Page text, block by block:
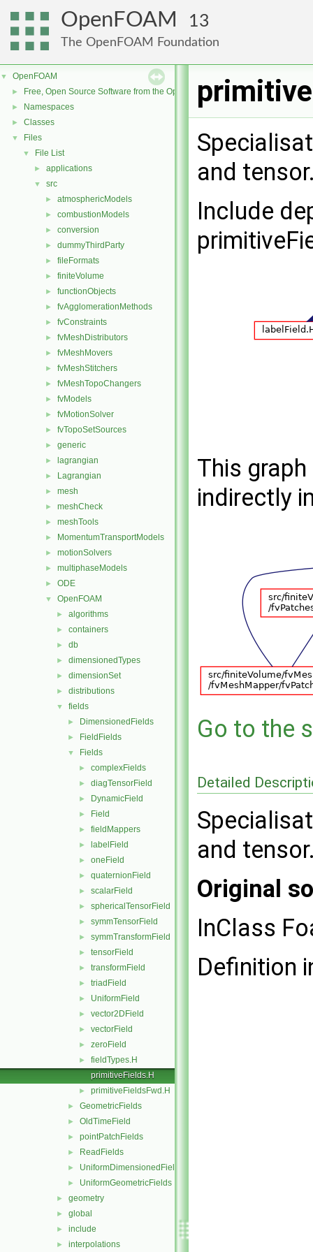
OpenFOAM 13
The OpenFOAM Foundation
▼ OpenFOAM
► Free, Open Source Software from the OpenFOAM Foundation
► Namespaces
► Classes
▼ Files
▼ File List
► applications
▼ src
► atmosphericModels
► combustionModels
► conversion
► dummyThirdParty
► fileFormats
► finiteVolume
► functionObjects
► fvAgglomerationMethods
► fvConstraints
► fvMeshDistributors
► fvMeshMovers
► fvMeshStitchers
► fvMeshTopoChangers
► fvModels
► fvMotionSolver
► fvTopoSetSources
► generic
► lagrangian
► Lagrangian
► mesh
► meshCheck
► meshTools
► MomentumTransportModels
► motionSolvers
► multiphaseModels
► ODE
▼ OpenFOAM
► algorithms
► containers
► db
► dimensionedTypes
► dimensionSet
► distributions
▼ fields
► DimensionedFields
► FieldFields
▼ Fields
► complexFields
► diagTensorField
► DynamicField
► Field
► fieldMappers
► labelField
► oneField
► quaternionField
► scalarField
► sphericalTensorField
► symmTensorField
► symmTransformField
► tensorField
► transformField
► triadField
► UniformField
► vector2DField
► vectorField
► zeroField
►
fieldTypes.H
primitiveFields.H
► primitiveFieldsFwd.H
► GeometricFields
► OldTimeField
► pointPatchFields
► ReadFields
► UniformDimensionedFields
► UniformGeometricFields
► geometry
► global
► include
► interpolations
and
Include
This
indirectly
Go to the
Detailed
and
Original
InClass
Definition